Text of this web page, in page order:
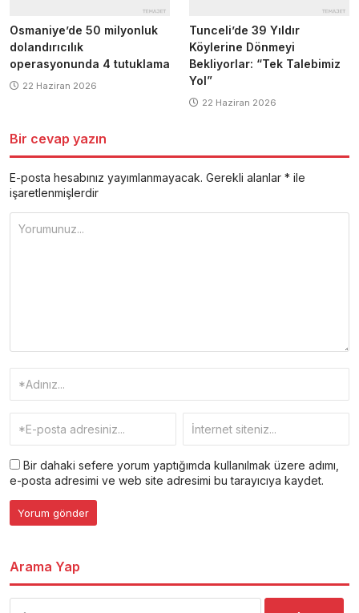
Osmaniye’de 50 milyonluk
dolandırıcılık
operasyonunda 4 tutuklama
22 Haziran 2026
Tunceli’de 39 Yıldır
Köylerine Dönmeyi
Bekliyorlar: “Tek Talebimiz
Yol”
22 Haziran 2026
Bir cevap yazın
E-posta hesabınız yayımlanmayacak. Gerekli alanlar * ile
işaretlenmişlerdir
Bir dahaki sefere yorum yaptığımda kullanılmak üzere adımı,
e-posta adresimi ve web site adresimi bu tarayıcıya kaydet.
Arama Yap